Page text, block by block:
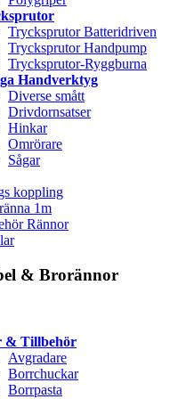
Trycksprutor Batteridriven
Trycksprutor Handpump
Trycksprutor-Ryggburna
Handverktyg
Diverse smått
Drivdornsatser
Hinkar
Omrörare
Sågar
koppling
1m
Rännor
& Brorännor
& Tillbehör
Avgradare
Borrchuckar
Borrpasta